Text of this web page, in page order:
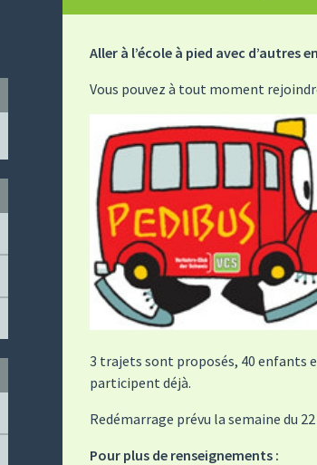
Aller à l’école à pied avec d’autres
Vous pouvez à tout moment
3 trajets sont proposés, 40 enfants
participent déjà.
Redémarrage prévu la semaine du
Pour plus de renseignements :